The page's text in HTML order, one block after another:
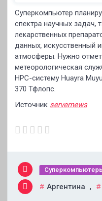
Суперкомпьютер
спектра научных задач,
лекарственных
данных, искусственный
атмосферы. Нужно
метеорологическая
HPC-систему Huayra
370 Тфлопс.
Источник servernews
Аргентина ,